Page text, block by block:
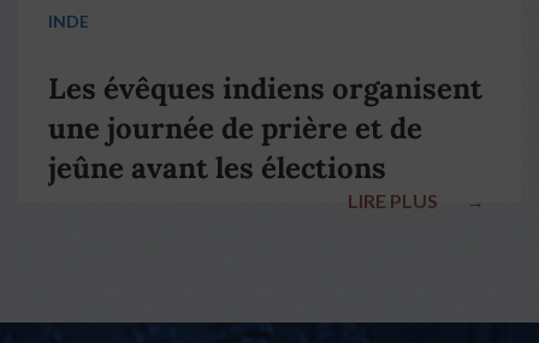
INDE
Les évêques indiens organisent
une journée de prière et de
jeûne avant les élections
LIRE PLUS →